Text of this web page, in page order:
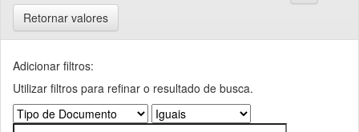
Retornar valores
Adicionar filtros:
Utilizar filtros para refinar o resultado de busca.